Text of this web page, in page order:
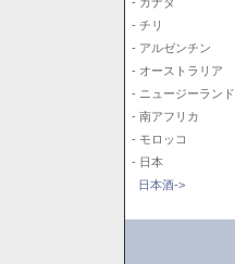
- チリ
- アルゼンチン
- オーストラリア
- ニュージーランド
- 南アフリカ
- モロッコ
- 日本
日本酒->